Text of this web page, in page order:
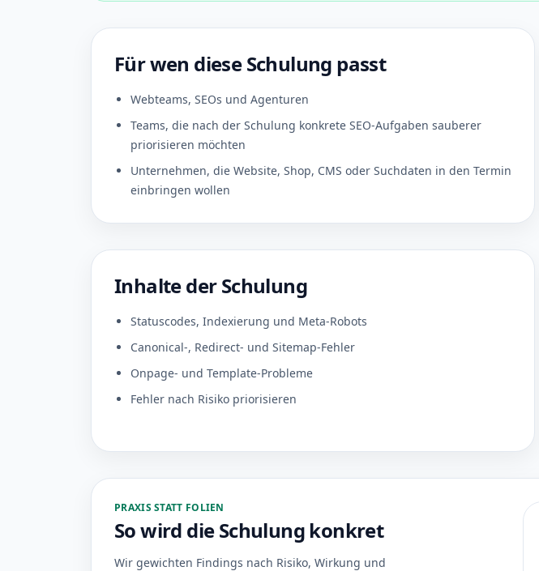
Für wen diese Schulung passt
Webteams, SEOs und Agenturen
Teams, die nach der Schulung konkrete SEO-Aufgaben sauberer
priorisieren möchten
Unternehmen, die Website, Shop, CMS oder Suchdaten in den Termin
einbringen wollen
Inhalte der Schulung
Statuscodes, Indexierung und Meta-Robots
Canonical-, Redirect- und Sitemap-Fehler
Onpage- und Template-Probleme
Fehler nach Risiko priorisieren
PRAXIS STATT FOLIEN
So wird die Schulung konkret
Wir gewichten Findings nach Risiko, Wirkung und